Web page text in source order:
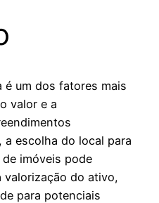
é um dos fatores mais
valor e a
a escolha do local para
imóveis pode
valorização do ativo,
para potenciais